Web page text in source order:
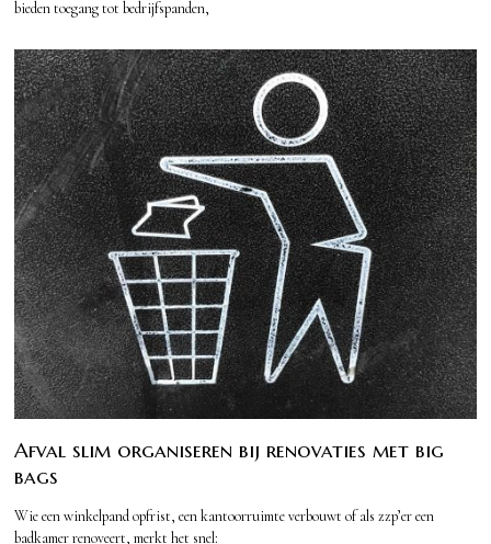
bieden toegang tot bedrijfspanden,
Afval slim organiseren bij renovaties met big
bags
Wie een winkelpand opfrist, een kantoorruimte verbouwt of als zzp’er een
badkamer renoveert, merkt het snel: